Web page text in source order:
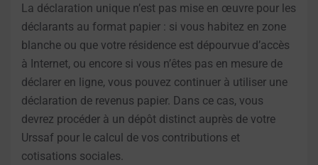
La déclaration unique n’est pas mise en œuvre pour les
déclarants au format papier : si vous habitez en zone
blanche ou que votre résidence est dépourvue d’accès
à Internet, ou encore si vous n’êtes pas en mesure de
déclarer en ligne, vous pouvez continuer à utiliser une
déclaration de revenus papier. Dans ce cas, vous
devrez procéder à un dépôt distinct auprès de votre
Urssaf pour le calcul de vos contributions et
cotisations sociales.